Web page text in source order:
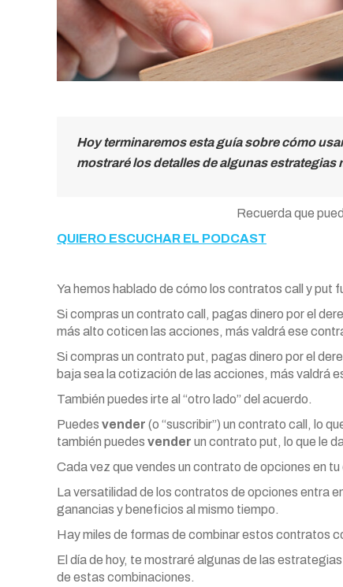
Hoy terminaremos esta guía sobre cómo
mostraré los detalles de algunas estrategias
Recuerda que
QUIERO ESCUCHAR EL PODCAST
Ya hemos hablado de cómo los contratos call y put
Si compras un contrato call, pagas dinero por el
más alto coticen las acciones, más valdrá ese
Si compras un contrato put, pagas dinero por el
baja sea la cotización de las acciones, más valdrá
También puedes irte al “otro lado” del acuerdo.
Puedes vender (o “suscribir”) un contrato call, lo
también puedes vender un contrato put, lo que le
Cada vez que vendes un contrato de opciones en tu
La versatilidad de los contratos de opciones entra
ganancias y beneficios al mismo tiempo.
Hay miles de formas de combinar estos contratos
El día de hoy, te mostraré algunas de las
de estas combinaciones.